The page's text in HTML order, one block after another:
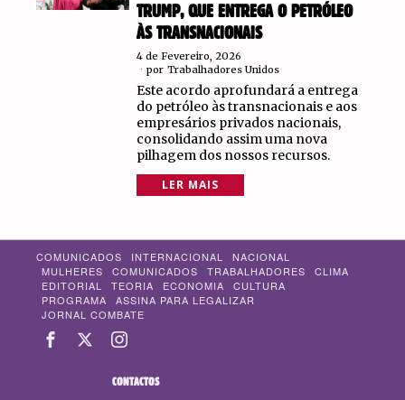
TRUMP, QUE ENTREGA O PETRÓLEO
ÀS TRANSNACIONAIS
4 de Fevereiro, 2026
por Trabalhadores Unidos
Este acordo aprofundará a entrega
do petróleo às transnacionais e aos
empresários privados nacionais,
consolidando assim uma nova
pilhagem dos nossos recursos.
LER MAIS
COMUNICADOS INTERNACIONAL
NACIONAL
MULHERES
COMUNICADOS TRABALHADORES
CLIMA
EDITORIAL
TEORIA ECONOMIA
CULTURA
PROGRAMA
ASSINA PARA LEGALIZAR
JORNAL COMBATE
CONTACTOS